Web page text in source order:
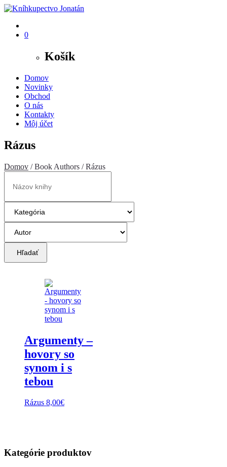
0
Košík
Domov
Novinky
Obchod
O nás
Kontakty
Môj účet
Rázus
Domov / Book Authors / Rázus
Hľadať
Argumenty –
hovory so
synom i s
tebou
Rázus 8,00€
Kategórie produktov